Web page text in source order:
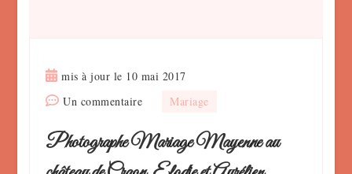
mis à jour le 10 mai 2017
Un commentairesur
Mariage
Mayenne
Mariage
Photographe Mariage Mayenne au